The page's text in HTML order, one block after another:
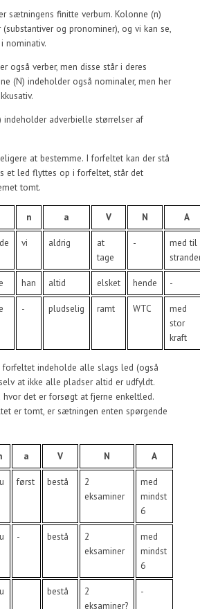
sætningens finitte verbum. Kolonne (n)
og pronominer), og vi kan se,
nominativ.
også verber, men disse står i deres
(N) indeholder også nominaler, men her
indeholder adverbielle størrelser af
at bestemme. I forfeltet kan der stå
et led flyttes op i forfeltet, står det
tomt.
n a V N A
vi aldrig
at
tage
-
med til
han altid elsket hende -
- pludselig ramt WTC
med
stor
kraft
forfeltet indeholde alle slags led (også
at ikke alle pladser altid er udfyldt.
hvor det er forsøgt at fjerne enkeltled.
er tomt, er sætningen enten spørgende
a V N A
først bestå
2
eksaminer
med
mindst
6
- bestå
2
eksaminer
med
mindst
6
bestå
2
eksaminer?
-